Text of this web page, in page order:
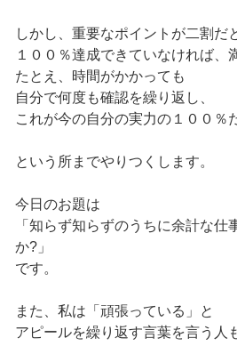
しかし、重要なポイントが二割だ
１００％達成できていなければ、
たとえ、時間がかかっても
自分で何度も確認を繰り返し、
これが今の自分の実力の１００％
という所までやりつくします。
今日のお題は
「知らず知らずのうちに余計な仕
か?」
です。
また、私は「頑張っている」と
アピールを繰り返す言葉を言う人